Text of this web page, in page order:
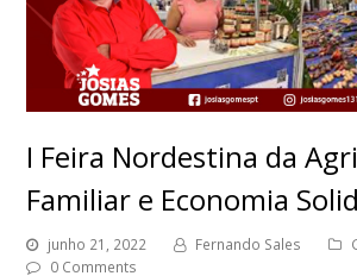
I Feira Nordestina da
Familiar e Economia
junho 21, 2022 Fernando Sales
0 Comments